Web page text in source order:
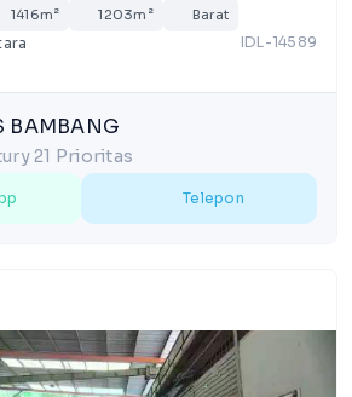
1416m² 1203m² Barat
IDL-14589
BAMBANG
21 Prioritas
Telepon